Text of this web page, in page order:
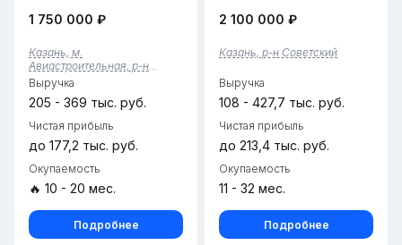
Казани. Характеристики:
метров, три примерочные,
склад на 740 ячеек, 6 камер
видеонаблюдения, комната
о...
1 750 000 ₽
Казань, м.
Авиастроительная, р-н
Авиастроительный
Выручка
205 - 369 тыс. руб.
Чистая прибыль
до 177,2 тыс. руб.
Окупаемость
🔥 10 - 20 мес.
Подробнее
отлаженный бизнес, не
вложений.Основные
преимущества:1. Потенциал:
высокой...
2 100 000 ₽
Казань, р-н Советский
Выручка
108 - 427,7 тыс. руб.
Чистая прибыль
до 213,4 тыс. руб.
Окупаемость
11 - 32 мес.
Подробнее